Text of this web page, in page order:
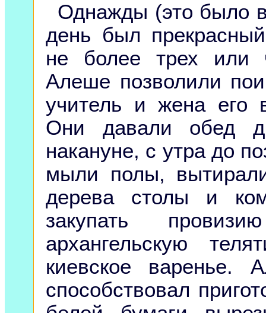
Однажды (это было
день был
не более трех или
Алеше позволили
учитель и жена его
Они давали обед
накануне, с утра до
мыли полы,
дерева столы и
закупать
архангельскую
киевское
способствовал